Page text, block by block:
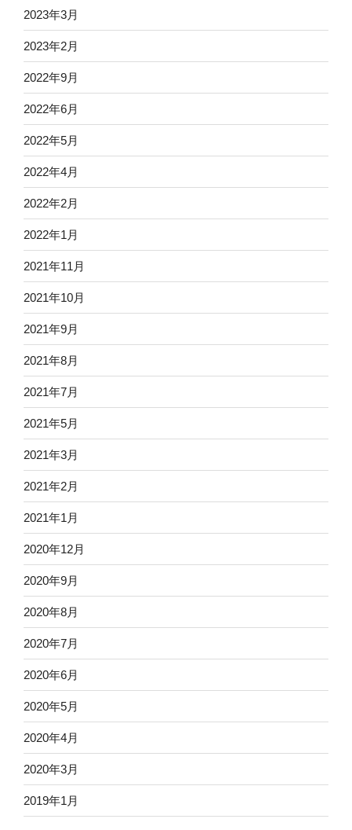
2023年3月
2023年2月
2022年9月
2022年6月
2022年5月
2022年4月
2022年2月
2022年1月
2021年11月
2021年10月
2021年9月
2021年8月
2021年7月
2021年5月
2021年3月
2021年2月
2021年1月
2020年12月
2020年9月
2020年8月
2020年7月
2020年6月
2020年5月
2020年4月
2020年3月
2019年1月